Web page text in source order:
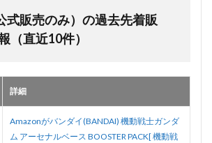
式販売のみ）の過去先着販
（直近10件）
詳細
Amazonがバンダイ(BANDAI) 機動戦士ガンダ
ム アーセナルベース BOOSTER PACK[ 機動戦